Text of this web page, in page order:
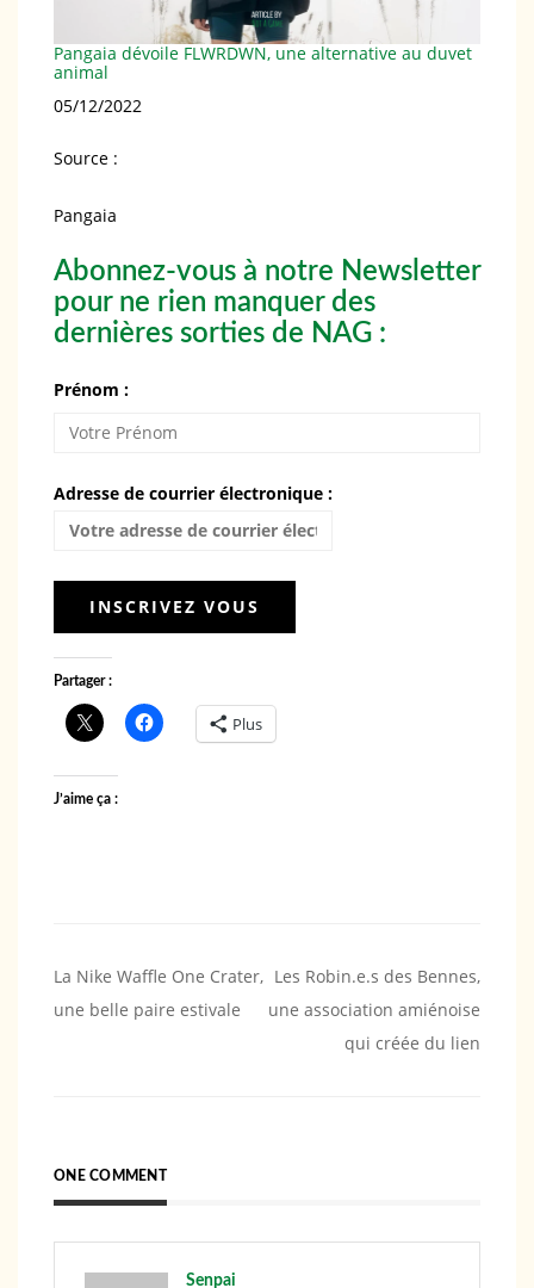
Pangaia dévoile FLWRDWN, une alternative au duvet
animal
Date
05/12/2022
Source :
Pangaia
Abonnez-vous à notre Newsletter
pour ne rien manquer des
dernières sorties de NAG :
Prénom :
Adresse de courrier électronique :
Partager :
Plus
J’aime ça :
Navigation
de
La Nike Waffle One Crater,
une belle paire estivale
Les Robin.e.s des Bennes,
une association amiénoise
qui créée du lien
ONE COMMENT
Senpai